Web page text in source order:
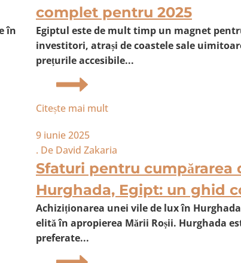
în
complet pentru 2025
Egiptul este de mult timp un magnet
investitori, atrași de coastele sale
prețurile accesibile...
Citește mai mult
9 iunie 2025
. De David Zakaria
Sfaturi pentru cumpărarea
Hurghada, Egipt: un ghid
Achiziționarea unei vile de lux în
elită în apropierea Mării Roșii. Hurghada
preferate...